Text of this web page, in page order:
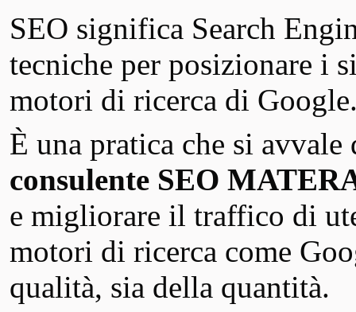
SEO significa Search
tecniche per posizionare i
motori di ricerca di
È una pratica che si
consulente SEO
e migliorare il traffico di
motori di ricerca come
qualità, sia della quantità.